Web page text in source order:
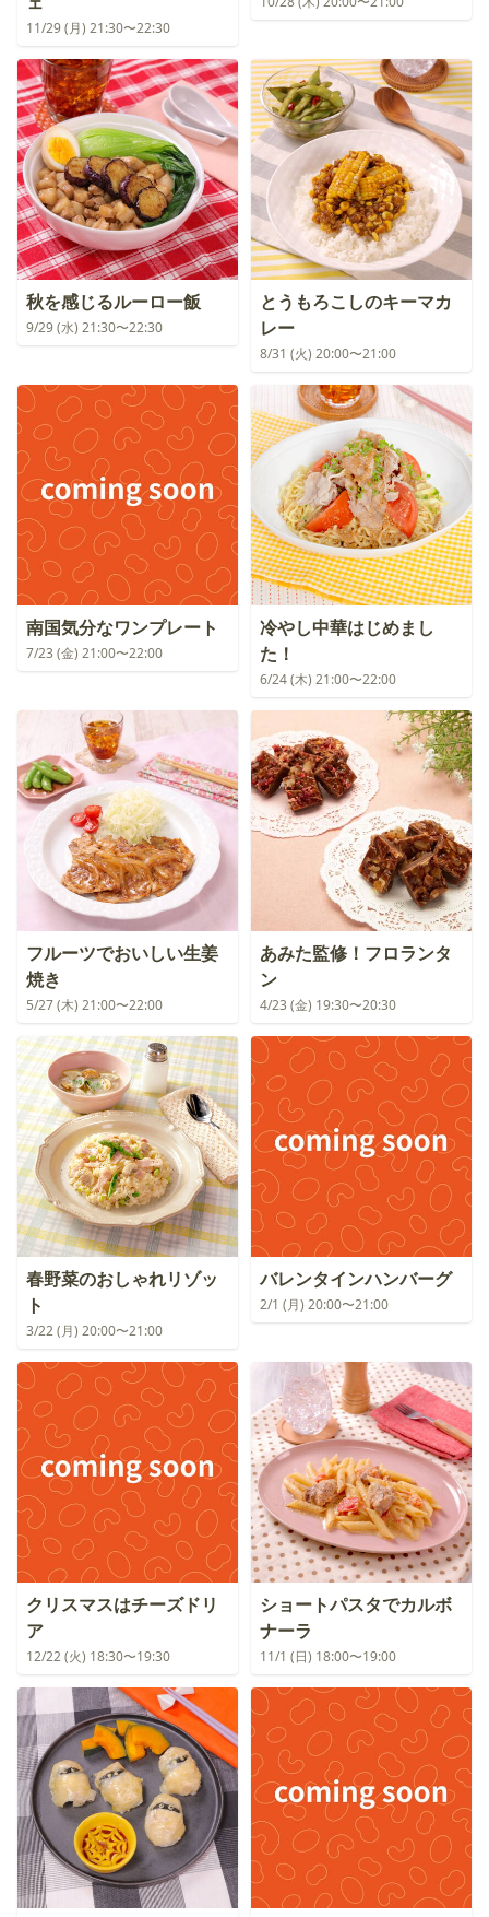
11/29 (月) 21:30〜22:30
秋を感じるルーロー飯
9/29 (水) 21:30〜22:30
とうもろこしのキーマカ
レー
8/31 (火) 20:00〜21:00
南国気分なワンプレート
7/23 (金) 21:00〜22:00
冷やし中華はじめまし
た！
6/24 (木) 21:00〜22:00
フルーツでおいしい生姜
焼き
5/27 (木) 21:00〜22:00
あみた監修！フロランタ
ン
4/23 (金) 19:30〜20:30
春野菜のおしゃれリゾッ
ト
3/22 (月) 20:00〜21:00
バレンタインハンバーグ
2/1 (月) 20:00〜21:00
クリスマスはチーズドリ
ア
12/22 (火) 18:30〜19:30
ショートパスタでカルボ
ナーラ
11/1 (日) 18:00〜19:00